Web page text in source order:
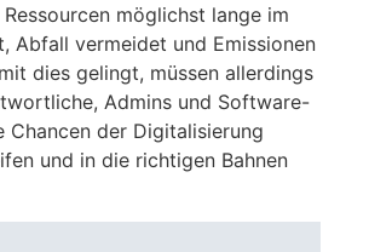
möglichst lange im
Abfall vermeidet und Emissionen
dies gelingt, müssen allerdings
Admins und Software-
Chancen der Digitalisierung
und in die richtigen Bahnen